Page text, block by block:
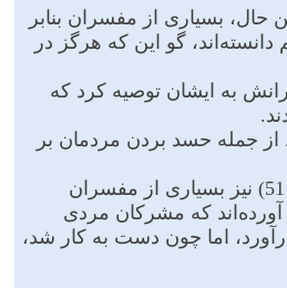
بسیارى از مفسران بنابر
گو این كه هرگز در
به ایشان توصیه كرد كه
جمله حسد بردن مردمان بر
كه مشركان مردى
اما چون دست به كار شد،